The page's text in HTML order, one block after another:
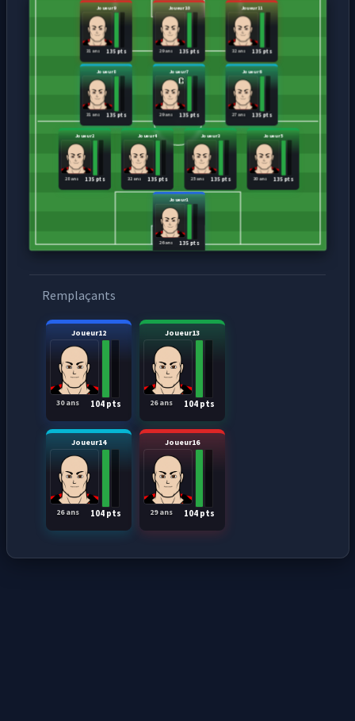
Joueur1
135 pts
26 ans
Joueur2
135 pts
28 ans
Joueur4
135 pts
32 ans
Joueur3
135 pts
25 ans
Joueur5
135 pts
30 ans
Joueur8
135 pts
31 ans
Joueur7
135 pts
29 ans
Joueur6
135 pts
27 ans
Joueur9
135 pts
31 ans
Joueur10
135 pts
29 ans
Joueur11
135 pts
32 ans
Remplaçants
Joueur12
104 pts
30 ans
Joueur13
104 pts
26 ans
Joueur14
104 pts
26 ans
Joueur16
104 pts
29 ans